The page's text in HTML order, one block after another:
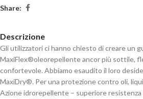
Share:
Descrizione
Gli utilizzatori ci hanno chiesto di creare un
MaxiFlex®oleorepellente ancor più sottile,
confortevole. Abbiamo esaudito il loro
MaxiDry®. Per una protezione contro oli,
Azione idrorepellente – superiore resistenza